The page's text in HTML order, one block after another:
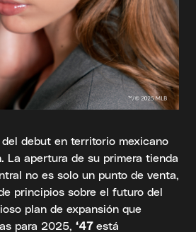
debut en territorio mexicano
La apertura de su primera tienda
no es solo un punto de venta,
principios sobre el futuro del
plan de expansión que
para 2025, ‘47está